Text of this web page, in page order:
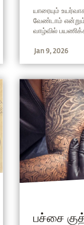
யாரையும்
வேண்டாம்
வாழ்வில்
சத்குரு இந்த
Jan 9, 2026
பச்சை